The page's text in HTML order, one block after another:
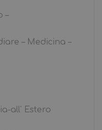
–
– Medicina –
all' Estero